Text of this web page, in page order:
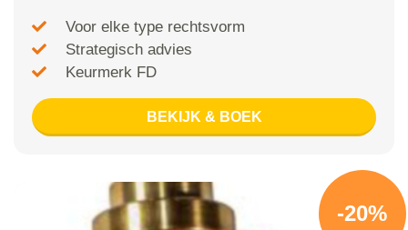
Voor elke type rechtsvorm
Strategisch advies
Keurmerk FD
BEKIJK & BOEK
-20%